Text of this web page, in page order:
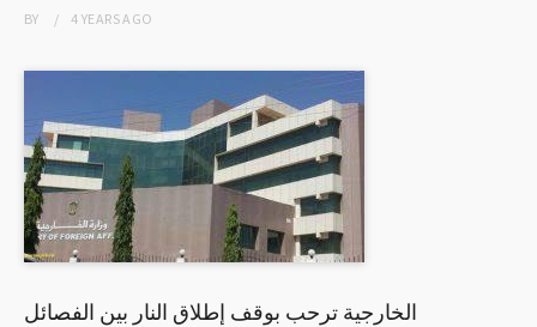
BY 4 YEARSAGO
الخارجية ترحب بوقف إطلاق النار بين الفصائل